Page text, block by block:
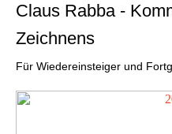
Claus Rabba -
Zeichnens
Für Wiedereinsteiger und